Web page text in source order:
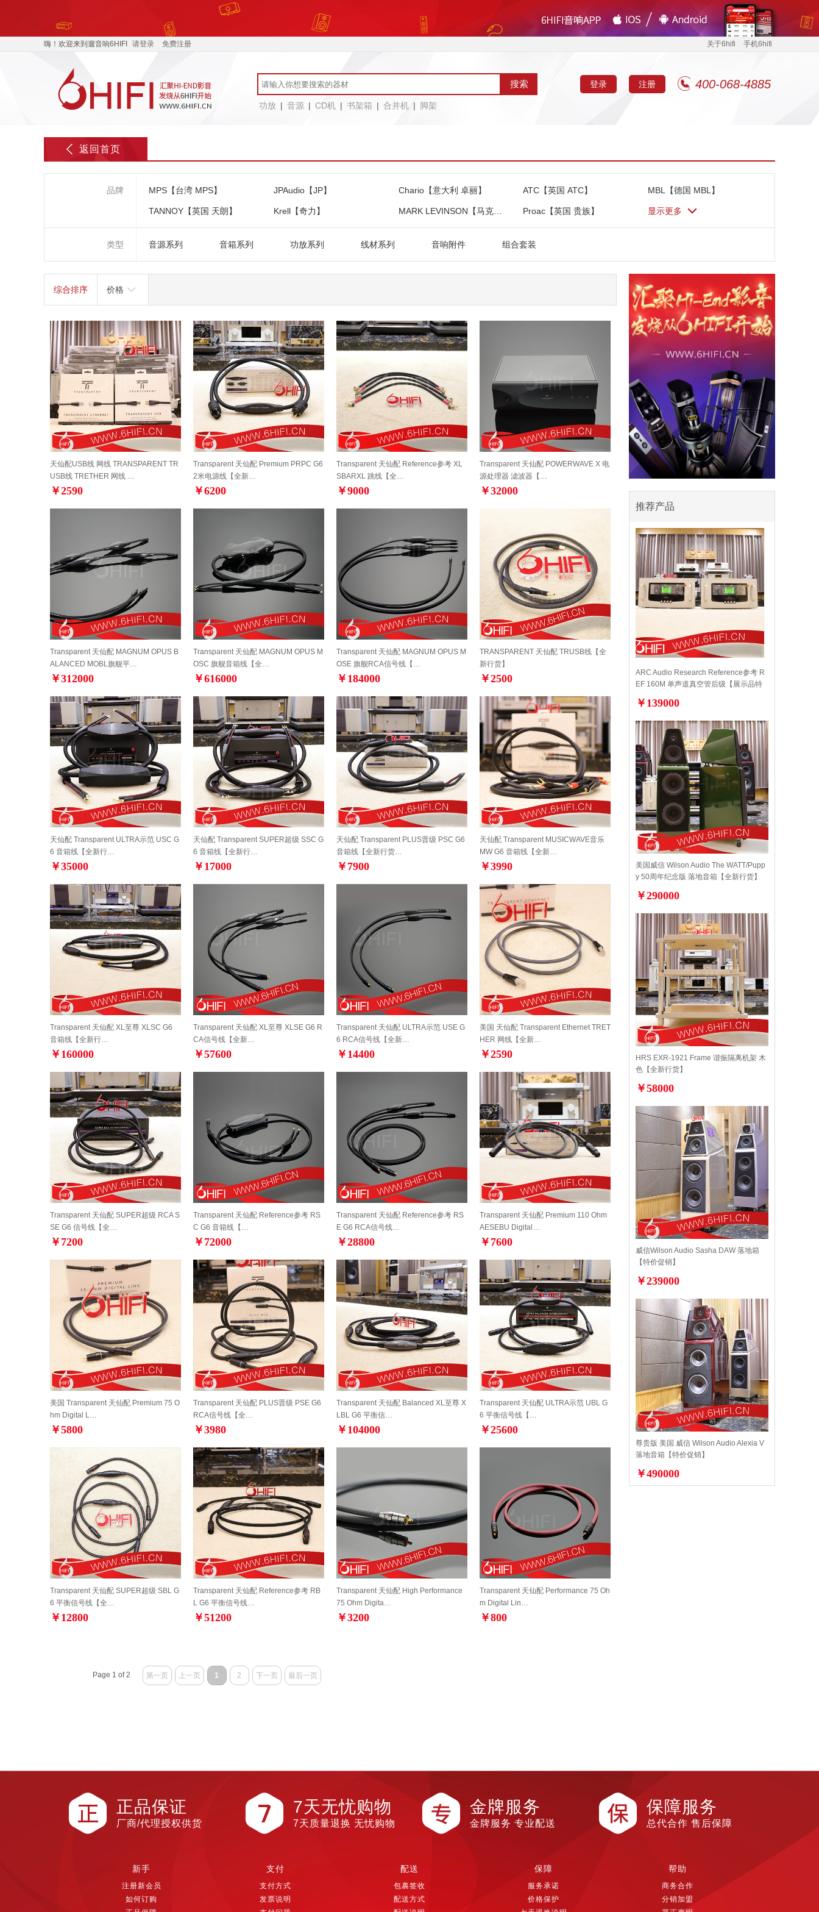
嗨！欢迎来到遛音响6HIFI 请登录 免费注册 关于6hifi 手机6hifi
功放 | 音源 | CD机 | 书架箱 | 合并机 | 脚架
登录 注册 400-068-4885
返回首页
品牌 MPS【台湾 MPS】 JPAudio【JP】 Chario【意大利 卓丽】 ATC【英国 ATC】 MBL【德国 MBL】
TANNOY【英国 天朗】 Krell【奇力】 MARK LEVINSON【马克莱文森】 Proac【英国 贵族】 显示更多
类型 音源系列 音箱系列 功放系列 线材系列 音响附件 组合套装
综合排序 价格
天仙配USB线 网线 TRANSPARENT TR
USB线 TRETHER 网线 …
￥2590
Transparent 天仙配 Premium PRPC G6
2米电源线【全新…
￥6200
Transparent 天仙配 Reference参考 XL
SBARXL 跳线【全…
￥9000
Transparent 天仙配 POWERWAVE X 电
源处理器 滤波器【…
￥32000
Transparent 天仙配 MAGNUM OPUS B
ALANCED MOBL旗舰平…
￥312000
Transparent 天仙配 MAGNUM OPUS M
OSC 旗舰音箱线【全…
￥616000
Transparent 天仙配 MAGNUM OPUS M
OSE 旗舰RCA信号线【…
￥184000
TRANSPARENT 天仙配 TRUSB线【全
新行货】
￥2500
天仙配 Transparent ULTRA示范 USC G
6 音箱线【全新行…
￥35000
天仙配 Transparent SUPER超级 SSC G
6 音箱线【全新行…
￥17000
天仙配 Transparent PLUS晋级 PSC G6
音箱线【全新行货…
￥7900
天仙配 Transparent MUSICWAVE音乐
MW G6 音箱线【全新…
￥3990
Transparent 天仙配 XL至尊 XLSC G6
音箱线【全新行…
￥160000
Transparent 天仙配 XL至尊 XLSE G6 R
CA信号线【全新…
￥57600
Transparent 天仙配 ULTRA示范 USE G
6 RCA信号线【全新…
￥14400
美国 天仙配 Transparent Ethernet TRET
HER 网线【全新…
￥2590
Transparent 天仙配 SUPER超级 RCA S
SE G6 信号线【全…
￥7200
Transparent 天仙配 Reference参考 RS
C G6 音箱线【…
￥72000
Transparent 天仙配 Reference参考 RS
E G6 RCA信号线…
￥28800
Transparent 天仙配 Premium 110 Ohm
AESEBU Digital…
￥7600
美国 Transparent 天仙配 Premium 75 O
hm Digital L…
￥5800
Transparent 天仙配 PLUS晋级 PSE G6
RCA信号线【全…
￥3980
Transparent 天仙配 Balanced XL至尊 X
LBL G6 平衡信…
￥104000
Transparent 天仙配 ULTRA示范 UBL G
6 平衡信号线【…
￥25600
Transparent 天仙配 SUPER超级 SBL G
6 平衡信号线【全…
￥12800
Transparent 天仙配 Reference参考 RB
L G6 平衡信号线…
￥51200
Transparent 天仙配 High Performance
75 Ohm Digita…
￥3200
Transparent 天仙配 Performance 75 Oh
m Digital Lin…
￥800
Page 1 of 2 第一页 上一页 1 2 下一页 最后一页
推荐产品
ARC Audio Research Reference参考 R
EF 160M 单声道真空管后级【展示品特
￥139000
美国威信 Wilson Audio The WATT/Pupp
y 50周年纪念版 落地音箱【全新行货】
￥290000
HRS EXR-1921 Frame 谐振隔离机架 木
色【全新行货】
￥58000
威信Wilson Audio Sasha DAW 落地箱
【特价促销】
￥239000
尊贵版 美国 威信 Wilson Audio Alexia V
落地音箱【特价促销】
￥490000
正品保证
厂商/代理授权供货
7天无忧购物
7天质量退换 无忧购物
金牌服务
金牌服务 专业配送
保障服务
总代合作 售后保障
新手
注册新会员
如何订购
支付
支付方式
发票说明
配送
包裹签收
配送方式
保障
服务承诺
价格保护
帮助
商务合作
分销加盟